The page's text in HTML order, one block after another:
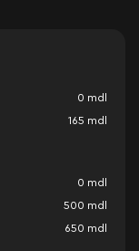
0 mdl
165 mdl
0 mdl
500 mdl
650 mdl